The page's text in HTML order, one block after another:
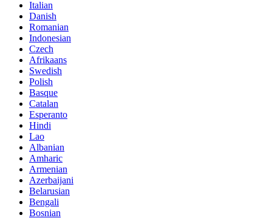
Italian
Danish
Romanian
Indonesian
Czech
Afrikaans
Swedish
Polish
Basque
Catalan
Esperanto
Hindi
Lao
Albanian
Amharic
Armenian
Azerbaijani
Belarusian
Bengali
Bosnian